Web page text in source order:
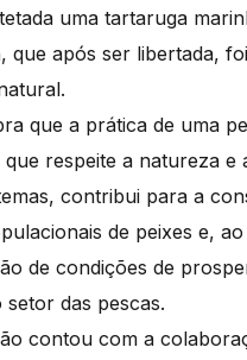
uma tartaruga
que após ser libertada,
que a prática de uma
respeite a natureza e
contribui para a
de peixes e,
de condições de
das pescas.
contou com a